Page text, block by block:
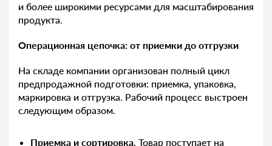
и более широкими ресурсами для масштабирования
продукта.
Операционная цепочка: от приемки до отгрузки
На складе компании организован полный цикл
предпродажной подготовки: приемка, упаковка,
маркировка и отгрузка. Рабочий процесс выстроен
следующим образом.
Приемка и сортировка. Товар поступает на